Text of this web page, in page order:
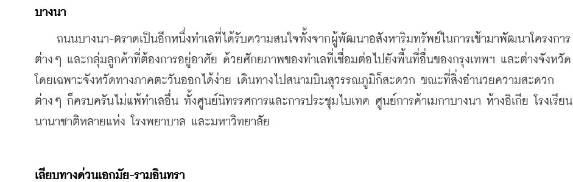
บางนา
ถนนบางนา-ตราดเป็นอีกหนึ่งทำเลที่ได้รับความสนใจทั้งจากผู้พัฒนาอสังหาริมทรัพย์ในการเข้ามาพัฒนาโครงการ
ต่างๆ และกลุ่มลูกค้าที่ต้องการอยู่อาศัย ด้วยศักยภาพของทำเลที่เชื่อมต่อไปยังพื้นที่อื่นของกรุงเทพฯ และต่างจังหวัด
โดยเฉพาะจังหวัดทางภาคตะวันออกได้ง่าย เดินทางไปสนามบินสุวรรณภูมิก็สะดวก ขณะที่สิ่งอำนวยความสะดวก
ต่างๆ ก็ครบครันไม่แพ้ทำเลอื่น ทั้งศูนย์นิทรรศการและการประชุมไบเทค ศูนย์การค้าเมกาบางนา ห้างอิเกีย โรงเรียน
นานาชาติหลายแห่ง โรงพยาบาล และมหาวิทยาลัย
เลียบทางด่วนเอกมัย-รามอินทรา